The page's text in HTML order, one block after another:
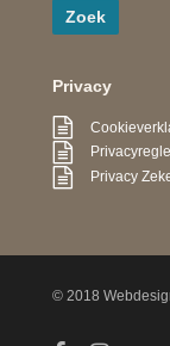
Privacy
Privacy
© 2018